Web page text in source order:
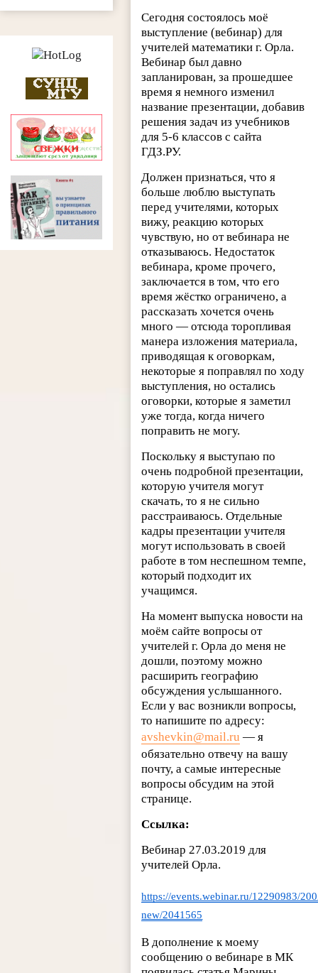
Сегодня состоялось моё
выступление (вебинар) для
учителей математики г. Орла.
Вебинар был давно
запланирован, за прошедшее
время я немного изменил
название презентации, добавив
решения задач из учебников
для 5-6 классов с сайта
ГДЗ.РУ.
Должен признаться, что я
больше люблю выступать
перед учителями, которых
вижу, реакцию которых
чувствую, но от вебинара не
отказываюсь. Недостаток
вебинара, кроме прочего,
заключается в том, что его
время жёстко ограничено, а
рассказать хочется очень
много — отсюда торопливая
манера изложения материала,
приводящая к оговоркам,
некоторые я поправлял по ходу
выступления, но остались
оговорки, которые я заметил
уже тогда, когда ничего
поправить не могу.
Поскольку я выступаю по
очень подробной презентации,
которую учителя могут
скачать, то я не сильно
расстраиваюсь. Отдельные
кадры презентации учителя
могут использовать в своей
работе в том неспешном темпе,
который подходит их
учащимся.
На момент выпуска новости на
моём сайте вопросы от
учителей г. Орла до меня не
дошли, поэтому можно
расширить географию
обсуждения услышанного.
Если у вас возникли вопросы,
то напишите по адресу:
avshevkin@mail.ru — я
обязательно отвечу на вашу
почту, а самые интересные
вопросы обсудим на этой
странице.
Ссылка:
Вебинар 27.03.2019 для
учителей Орла.
https://events.webinar.ru/12290983/
new/2041565
В дополнение к моему
сообщению о вебинаре в МК